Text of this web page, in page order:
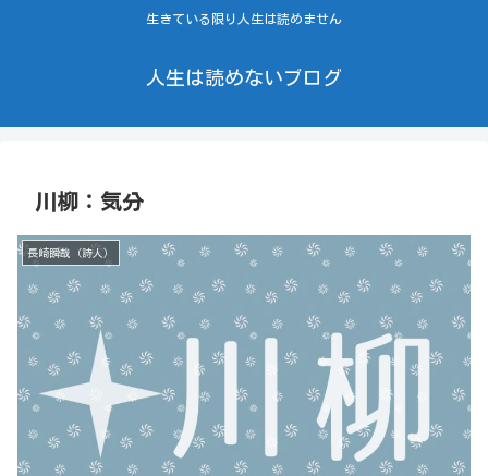
生きている限り人生は読めません
人生は読めないブログ
川柳：気分
長崎瞬哉（詩人）